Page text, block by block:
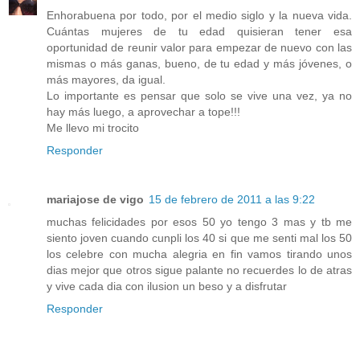
Enhorabuena por todo, por el medio siglo y la nueva vida.
Cuántas mujeres de tu edad quisieran tener esa
oportunidad de reunir valor para empezar de nuevo con las
mismas o más ganas, bueno, de tu edad y más jóvenes, o
más mayores, da igual.
Lo importante es pensar que solo se vive una vez, ya no
hay más luego, a aprovechar a tope!!!
Me llevo mi trocito
Responder
mariajose de vigo 15 de febrero de 2011 a las 9:22
muchas felicidades por esos 50 yo tengo 3 mas y tb me
siento joven cuando cunpli los 40 si que me senti mal los 50
los celebre con mucha alegria en fin vamos tirando unos
dias mejor que otros sigue palante no recuerdes lo de atras
y vive cada dia con ilusion un beso y a disfrutar
Responder